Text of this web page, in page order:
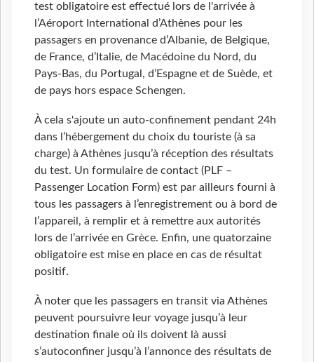
test obligatoire est effectué lors de l'arrivée à
l’Aéroport International d’Athènes pour les
passagers en provenance d’Albanie, de Belgique,
de France, d’Italie, de Macédoine du Nord, du
Pays-Bas, du Portugal, d’Espagne et de Suède, et
de pays hors espace Schengen.
À cela s'ajoute un auto-confinement pendant 24h
dans l’hébergement du choix du touriste (à sa
charge) à Athènes jusqu’à réception des résultats
du test. Un formulaire de contact (PLF –
Passenger Location Form) est par ailleurs fourni à
tous les passagers à l’enregistrement ou à bord de
l’appareil, à remplir et à remettre aux autorités
lors de l’arrivée en Grèce. Enfin, une quatorzaine
obligatoire est mise en place en cas de résultat
positif.
À noter que les passagers en transit via Athènes
peuvent poursuivre leur voyage jusqu’à leur
destination finale où ils doivent là aussi
s’autoconfiner jusqu’à l’annonce des résultats de